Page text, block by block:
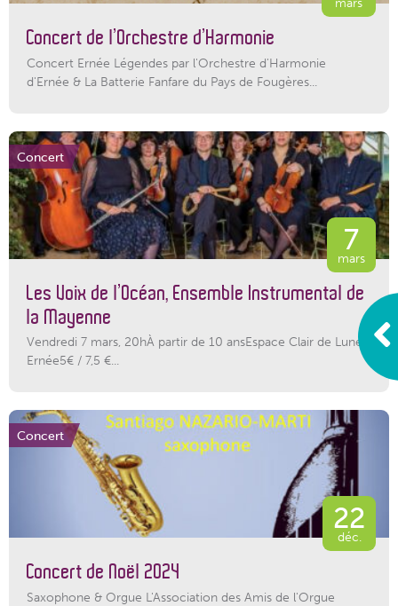
Concert de l’Orchestre d’Harmonie
Concert Ernée Légendes par l'Orchestre d'Harmonie
d'Ernée & La Batterie Fanfare du Pays de Fougères...
Concert
7
mars
Les Voix de l’Océan, Ensemble Instrumental de
la Mayenne
Vendredi 7 mars, 20hÀ partir de 10 ansEspace Clair de Lune,
Ernée5€ / 7,5 €...
Concert
22
déc.
Concert de Noël 2024
Saxophone & Orgue L'Association des Amis de l'Orgue